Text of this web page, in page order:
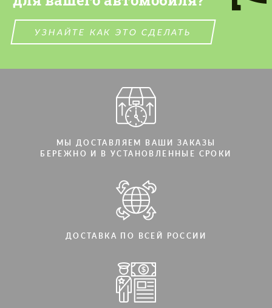
УЗНАЙТЕ КАК ЭТО СДЕЛАТЬ
МЫ ДОСТАВЛЯЕМ ВАШИ ЗАКАЗЫ
БЕРЕЖНО И В УСТАНОВЛЕННЫЕ СРОКИ
ДОСТАВКА ПО ВСЕЙ РОССИИ